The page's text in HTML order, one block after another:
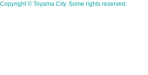
Copyright © Toyama City. Some rights reserved.